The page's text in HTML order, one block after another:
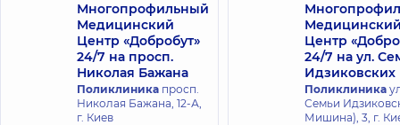
Рентгенолог,45
лет опыта
Многопрофильный
Медицинский
Центр «Добробут»
24/7 на просп.
Николая Бажана
Поликлиника просп.
Николая Бажана, 12-А,
г. Киев
Центр
24/7 на ул.
Идзиковских
Поликлиника
Семьи
Мишина), 3, г.